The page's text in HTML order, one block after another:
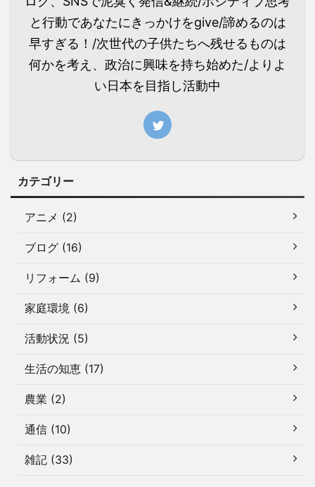
と行動であなたにきっかけをgive/諦めるのは
早すぎる！/次世代の子供たちへ残せるものは
何かを考え、政治に興味を持ち始めた/よりよ
い日本を目指し活動中
カテゴリー
アニメ (2)
ブログ (16)
リフォーム (9)
家庭環境 (6)
活動状況 (5)
生活の知恵 (17)
農業 (2)
通信 (10)
雑記 (33)